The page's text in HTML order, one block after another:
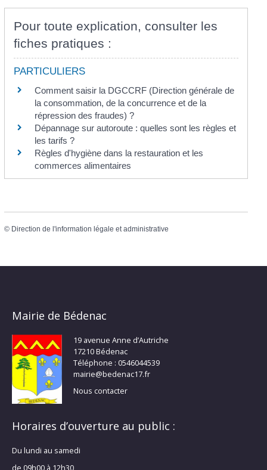
Pour toute explication, consulter les
fiches pratiques :
PARTICULIERS
Comment saisir la DGCCRF (Direction générale de
la consommation, de la concurrence et de la
répression des fraudes) ?
Dépannage sur autoroute : quelles sont les règles et
les tarifs ?
Règles d'hygiène dans la restauration et les
commerces alimentaires
© Direction de l'information légale et administrative
Mairie de Bédenac
19 avenue Anne d’Autriche
17210 Bédenac
Téléphone : 0546044539
mairie@bedenac17.fr
Nous contacter
Horaires d’ouverture au public :
Du lundi au samedi
de 09h00 à 12h30